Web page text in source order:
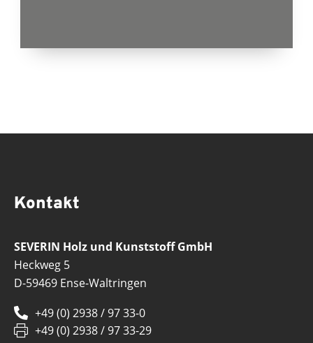
Kontakt
SEVERIN Holz und Kunststoff GmbH
Heckweg 5
D-59469 Ense-Waltringen
+49 (0) 2938 / 97 33-0
+49 (0) 2938 / 97 33-29